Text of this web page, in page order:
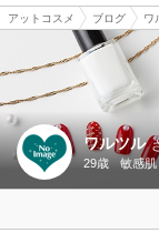
アットコスメ ブログ ワ
ワルツル
29歳 敏感肌